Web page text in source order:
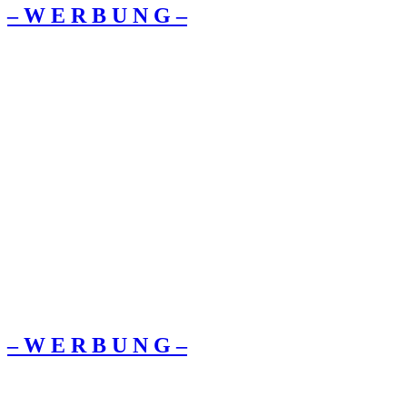
– W Ε R Β U Ν G –
– W Ε R Β U Ν G –